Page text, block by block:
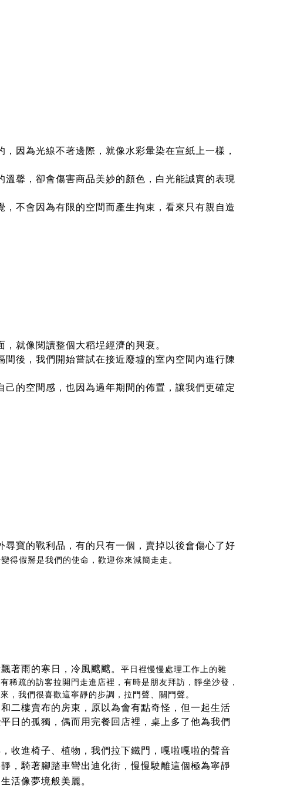
因為光線不著邊際，就像水彩暈染在宣紙上一樣，
馨，卻會傷害商品美妙的顏色，白光能誠實的表現
不會因為有限的空間而產生拘束，看來只有親自造
就像閱讀整個大稻埕經濟的興衰。
後，我們開始嘗試在接近廢墟的室內空間內進行陳
的空間感，也因為過年期間的佈置，讓我們更確定
寶的戰利品，有的只有一個，賣掉以後會傷心了好
得假掰是我們的使命，歡迎你來減簡走走。
著雨的寒日 ，冷風颼颼。 平日裡慢慢處理工作上的雜
稀疏的訪客拉開門走進店裡，有時是朋友拜訪，靜坐沙發，
，我們很喜歡這寧靜的步調，拉門聲、關門聲。
二樓賣布的房東，原以為會有點奇怪，但一起生活
日的孤獨，偶而用完餐回店裡， 桌上多了他為我們
收進椅子、植物，我們拉下鐵門，嘎啦嘎啦的聲音
，騎著腳踏車彎出迪化街，慢慢駛離這個極為寧靜
活像夢境般美麗。